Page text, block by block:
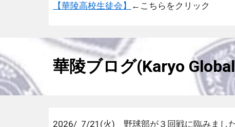
【華陵高校生徒会】
←こちらをクリック
華陵ブログ(Karyo
2026/ 7/21(火) 野球部が３回戦に臨みまし